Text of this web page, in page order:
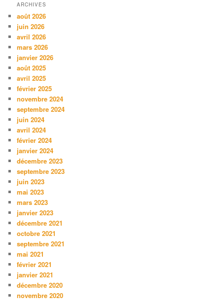
ARCHIVES
août 2026
juin 2026
avril 2026
mars 2026
janvier 2026
août 2025
avril 2025
février 2025
novembre 2024
septembre 2024
juin 2024
avril 2024
février 2024
janvier 2024
décembre 2023
septembre 2023
juin 2023
mai 2023
mars 2023
janvier 2023
décembre 2021
octobre 2021
septembre 2021
mai 2021
février 2021
janvier 2021
décembre 2020
novembre 2020